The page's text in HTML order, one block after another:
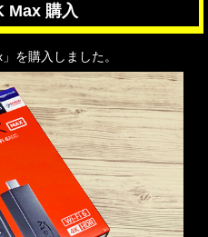
Max 購入
を購入しました。